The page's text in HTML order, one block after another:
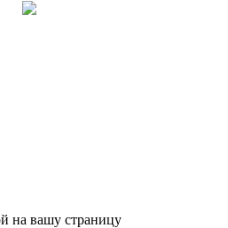
на вашу страницу